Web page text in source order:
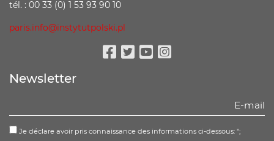
tél. : 00 33 (0) 1 53 93 90 10
paris.info@instytutpolski.pl
Newsletter
Je déclare avoir pris connaissance des informations ci-dessous: ";